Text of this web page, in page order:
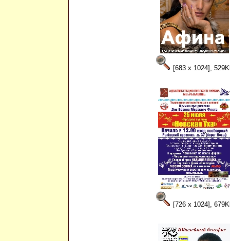
[683 x 1024],
[726 x 1024],